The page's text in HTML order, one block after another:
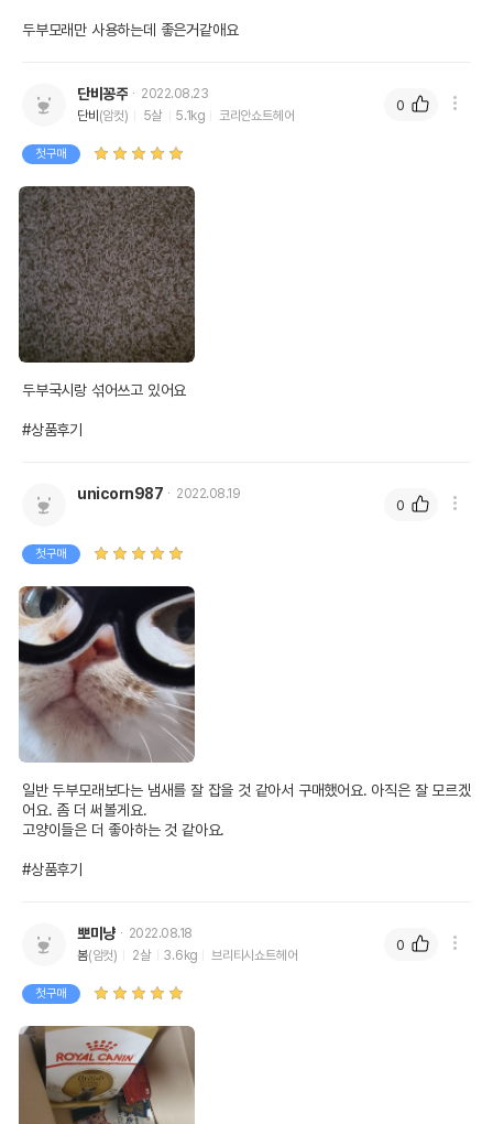
두부모래만 사용하는데 좋은거같애요
단비꽁주
2022.08.23
단비 (암컷) 5살 5.1kg 코리안쇼트헤어
첫구매
두부국시랑 섞어쓰고 있어요
#상품후기
0
unicorn987 2022.08.19
첫구매
일반 두부모래보다는 냄새를 잘 잡을 것 같아서 구매했어요. 아직은 잘 모르겠
어요. 좀 더 써볼게요.
고양이들은 더 좋아하는 것 같아요.
#상품후기
0
뽀미냥
2022.08.18
봄(암컷) 2살 3.6kg 브리티시쇼트헤어
첫구매
0